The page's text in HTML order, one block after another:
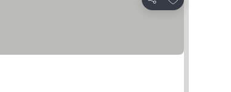
Partilhar